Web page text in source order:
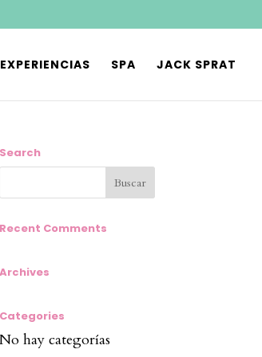
EXPERIENCIAS SPA JACK SPRAT
Search
Recent Comments
Archives
Categories
No hay categorías